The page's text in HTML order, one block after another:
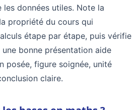
données utiles. Note la
propriété du cours qui
étape par étape, puis vérifie
bonne présentation aide
posée, figure soignée, unité
claire.